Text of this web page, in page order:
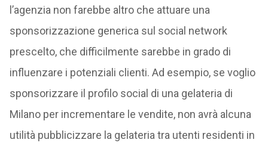
l’agenzia non farebbe altro che attuare una
sponsorizzazione generica sul social network
prescelto, che difficilmente sarebbe in grado di
influenzare i potenziali clienti. Ad esempio, se voglio
sponsorizzare il profilo social di una gelateria di
Milano per incrementare le vendite, non avrà alcuna
utilità pubblicizzare la gelateria tra utenti residenti in